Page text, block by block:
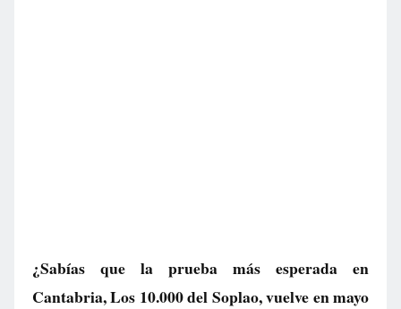
¿Sabías que la prueba más esperada en
Cantabria, Los 10.000 del Soplao, vuelve en mayo